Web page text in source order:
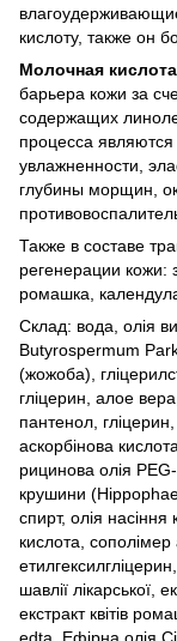
кислоту, также он
Молочная кислота
барьера кожи за
содержащих
процесса
увлажненности,
глубины морщин,
Также в составе
регенерации кожи:
ромашка,
Склад: вода, олія
Butyrospermum
(жожоба),
гліцерин, алое
пантенол,
аскорбінова
рицинова олія
крушини
спирт, олія
кислота, сополімер
шавлії лікарської,
екстракт квітів
edta. Ефірна олія